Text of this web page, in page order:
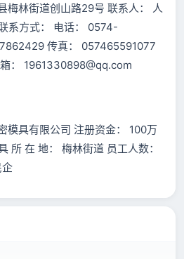
梅林街道创山路29号 联系人： 人
系方式： 电话： 0574-
传真： 057465591077
： 1961330898@qq.com
模具有限公司 注册资金： 100万
所 在 地： 梅林街道 员工人数：